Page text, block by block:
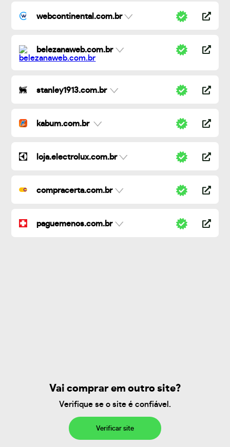
webcontinental.com.br
belezanaweb.com.br
stanley1913.com.br
kabum.com.br
loja.electrolux.com.br
compracerta.com.br
paguemenos.com.br
Vai comprar em outro site?
Verifique se o site é confiável.
Verificar site